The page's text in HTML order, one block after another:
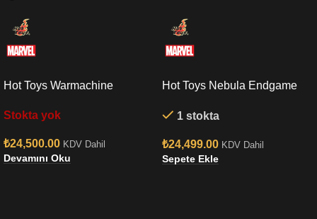
Hot Toys Warmachine
Stokta yok
₺24,500.00 KDV Dahil
Devamını Oku
Hot Toys Nebula Endgame
1 stokta
₺24,499.00 KDV Dahil
Sepete Ekle